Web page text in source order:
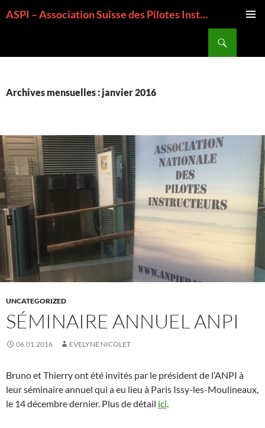
au
ASPI – Association Suisse des Pilotes Instructeurs
Archives mensuelles : janvier 2016
UNCATEGORIZED
SÉMINAIRE ANNUEL ANPI
06.01.2016 EVELYNE NICOLET
Bruno et Thierry ont été invités par le président de l’ANPI à
leur séminaire annuel qui a eu lieu à Paris Issy-les-Moulineaux,
le 14 décembre dernier. Plus de détail ici.